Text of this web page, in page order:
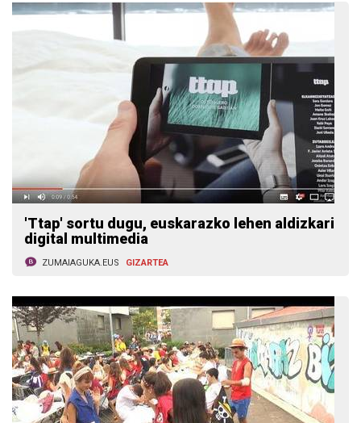
'Ttap' sortu dugu, euskarazko lehen aldizkari
digital multimedia
ZUMAIAGUKA.EUS GIZARTEA